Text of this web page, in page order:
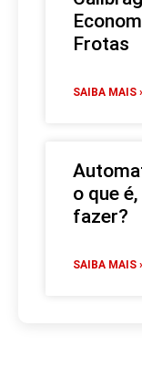
Frotas
SAIBA MAIS
o que
fazer?
SAIBA MAIS